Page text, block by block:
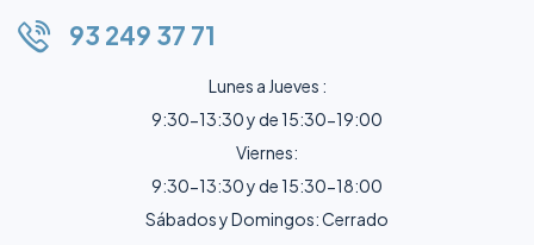
93 249 37 71
Lunes a Jueves :
9:30-13:30 y de 15:30-19:00
Viernes:
9:30-13:30 y de 15:30-18:00
Sábados y Domingos: Cerrado